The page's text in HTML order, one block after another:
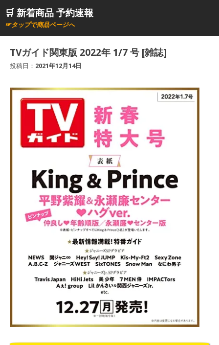
ン🛒 新着商品 予約速報
☞タップで商品ページへ
TVガイド関東版 2022年 1/7 号 [雑誌]
投稿日： 2021年12月14日